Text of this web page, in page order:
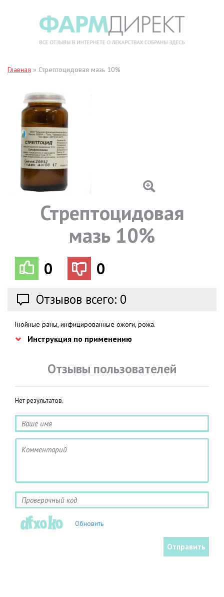
Главная » Стрептоцидовая мазь 10%
Стрептоцидовая
мазь 10%
0 0
Отзывов всего: 0
Гнойные раны, инфицированные ожоги, рожа.
Инструкция по применению
Отзывы пользователей
Нет результатов.
Обновить